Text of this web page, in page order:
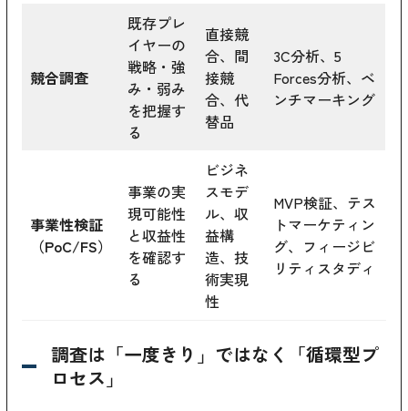
競合調査
既存プレ
イヤーの
戦略・強
み・弱み
を把握す
る
直接競
合、間
接競
合、代
替品
3C分析、5
Forces分析、ベ
ンチマーキング
事業性検証
（PoC/FS）
事業の実
現可能性
と収益性
を確認す
る
ビジネ
スモデ
ル、収
益構
造、技
術実現
性
MVP検証、テス
トマーケティン
グ、フィージビ
リティスタディ
調査は「一度きり」ではなく「循環型プ
ロセス」